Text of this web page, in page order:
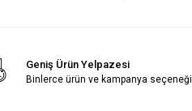
Geniş Ürün Yelpazesi
Binlerce ürün ve kampanya seçeneği